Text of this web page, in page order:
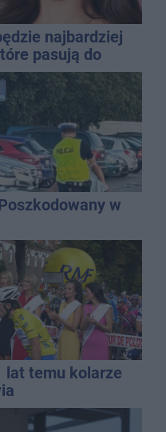
najbardziej
pasują do
w
lat temu kolarze